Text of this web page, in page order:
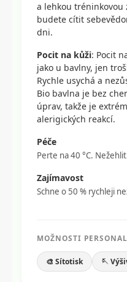
a lehkou tréninkovou
budete cítit
dni.
Pocit na kůži: Pocit
jako u bavlny, jen
Rychle usychá a
Bio bavlna je bez
úprav, takže je
alerigických reakcí.
Péče
Perte na 40 °C.
Zajímavost
Schne o 50 % rychleji
MOŽNOSTI
🎨 Sítotisk 🪡